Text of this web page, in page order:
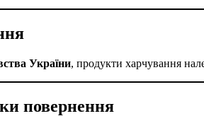
України, продукти харчування
повернення